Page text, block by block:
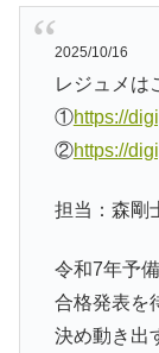
2025/10/16
レジュメ
①https://
②https://
担当：森剛
令和7年予
合格発表を
決め動き出